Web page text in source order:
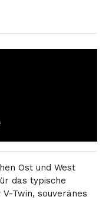
Ost und West
das typische
Twin, souveränes